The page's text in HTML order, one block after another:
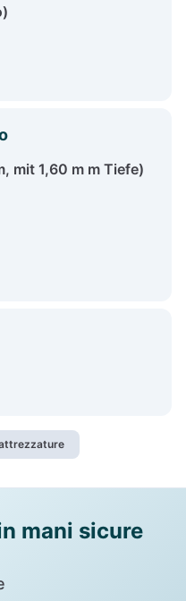
mit 1,60 m m Tiefe)
mani sicure